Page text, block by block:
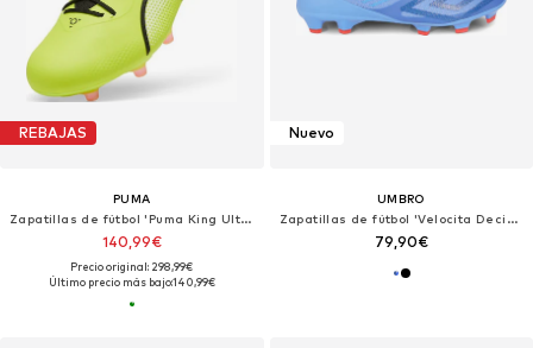
REBAJAS
PUMA
Zapatillas de fútbol 'Puma King Ultimate FG AG'
140,99€
Precio original: 298,99€
Último precio más bajo:140,99€
Nuevo
UMBRO
Zapatillas de fútbol 'Velocita Decima Team'
79,90€